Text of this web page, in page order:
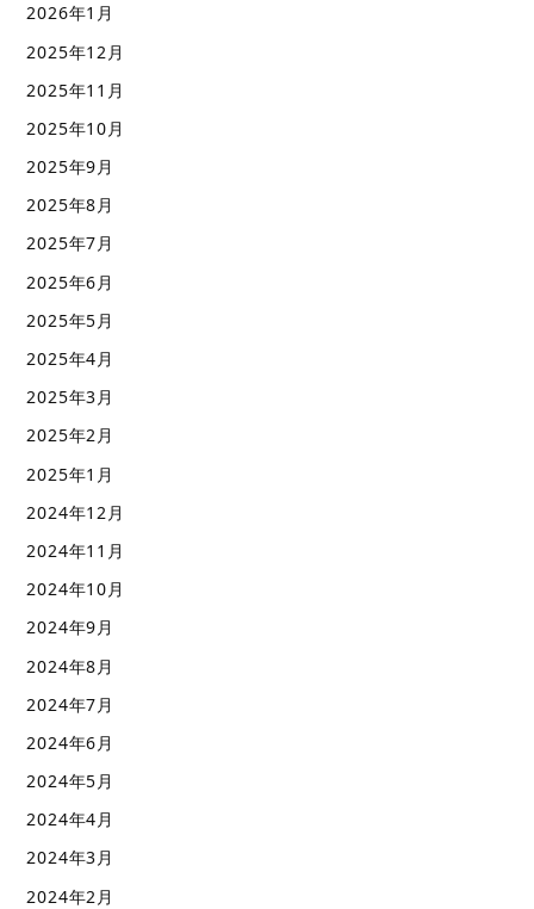
2026年1月
2025年12月
2025年11月
2025年10月
2025年9月
2025年8月
2025年7月
2025年6月
2025年5月
2025年4月
2025年3月
2025年2月
2025年1月
2024年12月
2024年11月
2024年10月
2024年9月
2024年8月
2024年7月
2024年6月
2024年5月
2024年4月
2024年3月
2024年2月